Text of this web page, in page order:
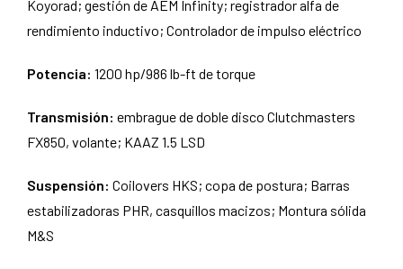
Koyorad; gestión de AEM Infinity; registrador alfa de
rendimiento inductivo; Controlador de impulso eléctrico
Potencia: 1200 hp/986 lb-ft de torque
Transmisión: embrague de doble disco Clutchmasters
FX850, volante; KAAZ 1.5 LSD
Suspensión: Coilovers HKS; copa de postura; Barras
estabilizadoras PHR, casquillos macizos; Montura sólida
M&S